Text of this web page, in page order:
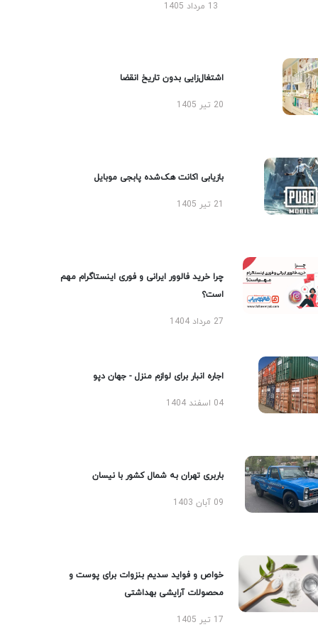
13 مرداد 1405
اشتغال‌زایی بدون تاریخ انقضا
20 تیر 1405
بازیابی اکانت هک‌شده پابجی موبایل
چرا خرید فالوور ایرانی و فوری اینستاگرام مهم
است؟
27 مرداد 1404
اجاره انبار برای لوازم منزل - جهان دپو
04 اسفند 1404
باربری تهران به شمال کشور با نیسان
09 آبان 1403
خواص و فواید سدیم بنزوات برای پوست و
محصولات آرایشی بهداشتی
17 تیر 1405